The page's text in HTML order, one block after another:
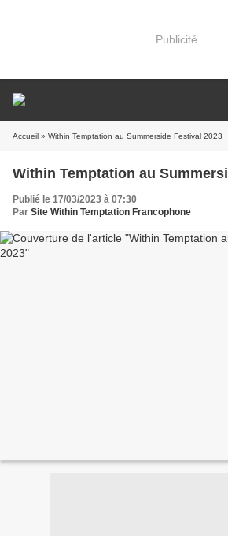
Publicité
Accueil » Within Temptation au Summerside Festival 2023
Within Temptation au
Publié le 17/03/2023 à 07:30
Par Site Within Temptation Francophone